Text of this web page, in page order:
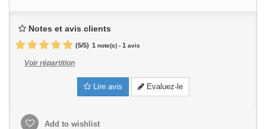
Notes et avis clients
(5/5) 1 note(s) - 1 avis
Voir répartition
Lire avis Evaluez-le
Add to wishlist